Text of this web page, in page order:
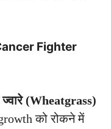
Fighter
(Wheatgrass)
को रोकने में